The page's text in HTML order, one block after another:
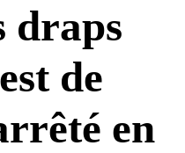
draps
de
en